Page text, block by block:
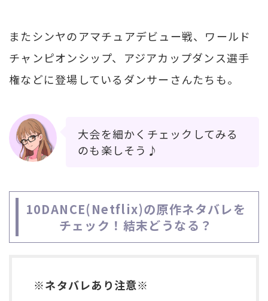
またシンヤのアマチュアデビュー戦、ワールド
チャンピオンシップ、アジアカップダンス選手
権などに登場しているダンサーさんたちも。
大会を細かくチェックしてみる
のも楽しそう♪
10DANCE(Netflix)の原作ネタバレを
チェック！結末どうなる？
※ネタバレあり注意※